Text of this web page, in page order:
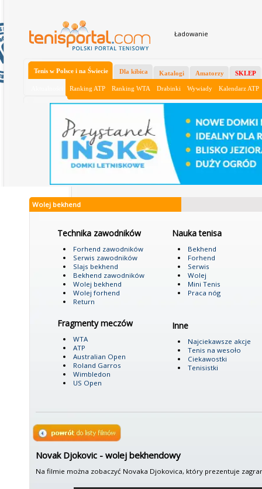
Ładowanie
Tenis w Polsce i na Świecie
Ranking ATP Ranking WTA Drabinki Wywiady Kalendarz ATP
Dla kibica Katalogi Amatorzy SKLEP
Wolej bekhend
Technika zawodników
Forhend zawodników
Serwis zawodników
Slajs bekhend
Bekhend zawodników
Wolej bekhend
Wolej forhend
Return
Fragmenty meczów
WTA
ATP
Australian Open
Roland Garros
Wimbledon
US Open
Nauka tenisa
Bekhend
Forhend
Serwis
Wolej
Mini Tenis
Praca nóg
Inne
Najciekawsze akcje
Tenis na wesoło
Ciekawostki
Tenisistki
Novak Djokovic - wolej bekhendowy
Na filmie można zobaczyć Novaka Djokovica, który prezentuje